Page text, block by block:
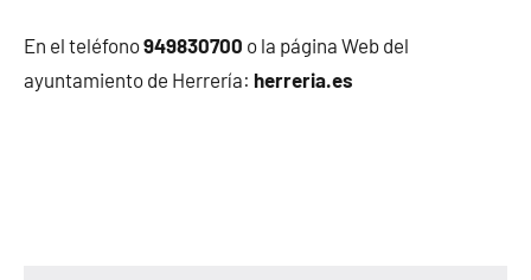
En el teléfono949830700 o la página Web del
ayuntamiento de Herrería: herreria.es